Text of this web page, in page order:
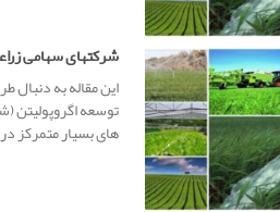
شرکتهای سهامی
این مقاله به
توسعه اگروپولیتن
های بسیار متمرکز